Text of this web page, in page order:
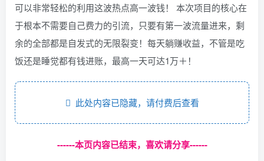
可以非常轻松的利用这波热点高一波钱！ 本次项目的核心在
于根本不需要自己费力的引流，只要有第一波流量进来，剩
余的全部都是自发式的无限裂变！每天躺赚收益，不管是吃
饭还是睡觉都有钱进账，最高一天可达1万＋！
此处内容已隐藏，请付费后查看
------本页内容已结束，喜欢请分享------